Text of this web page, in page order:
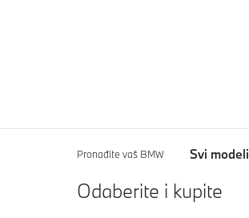
Pronađite vaš BMW Svi modeli
Odaberite i kupite